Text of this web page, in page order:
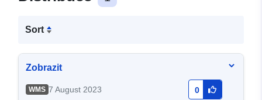
Sort
Zobrazit
WMS 7 August 2023 0